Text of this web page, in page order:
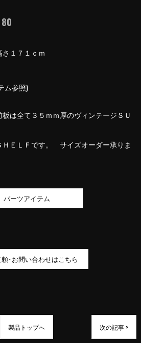
１７１ｃｍ
ム参照)
は全て３５ｍｍ厚のヴィンテージＳＵ
ＥＬＦです。 サイズオーダー承りま
パーツアイテム
･お問い合わせはこちら
製品トップへ 次の記事 >